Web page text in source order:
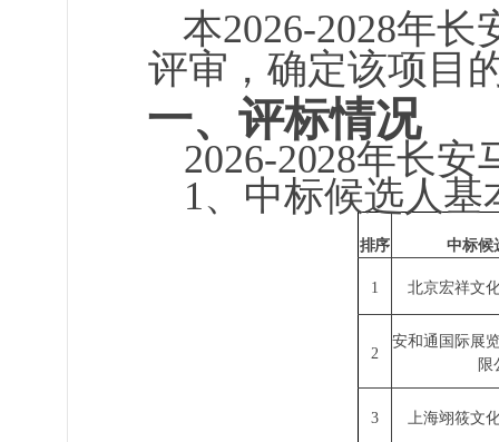
本2026-2028年
评审，确定该项目
一、评标情况
2026-2028年长
1、中标候选人基
排序 中标候
1 北京宏祥文
2
安和通国际展
限
3 上海翊筱文